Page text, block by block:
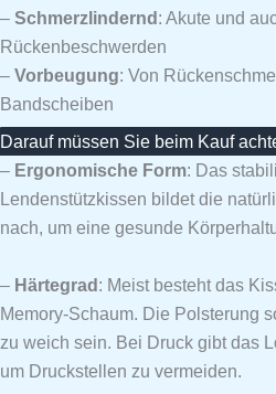
– Schmerzlindernd: Akute und
Rückenbeschwerden
– Vorbeugung: Von
Bandscheiben
Darauf müssen Sie beim Kauf
– Ergonomische Form: Das
Lendenstützkissen bildet die
nach, um eine gesunde
– Härtegrad: Meist besteht das
Memory-Schaum. Die Polsterung
zu weich sein. Bei Druck gibt das
um Druckstellen zu vermeiden.